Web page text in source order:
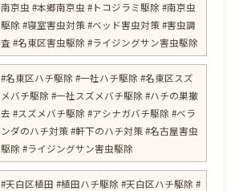
南京虫 #本郷南京虫 #トコジラミ駆除 #南京虫
駆除 #寝室害虫対策 #ベッド害虫対策 #害虫調
査 #名東区害虫駆除 #ライジングサン害虫駆除
#名東区ハチ駆除 #一社ハチ駆除 #名東区スズ
メバチ駆除 #一社スズメバチ駆除 #ハチの巣撤
去 #スズメバチ駆除 #アシナガバチ駆除 #ベラ
ンダのハチ対策 #軒下のハチ対策 #名古屋害虫
駆除 #ライジングサン害虫駆除
#天白区植田 #植田ハチ駆除 #天白区ハチ駆除 #